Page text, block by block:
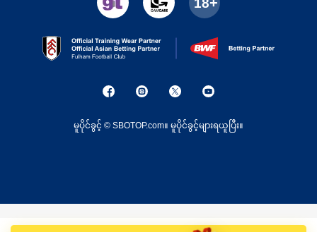
မူပိုင်ခွင့် © SBOTOP.com။ မူပိုင်ခွင့်များရယူပြီး။